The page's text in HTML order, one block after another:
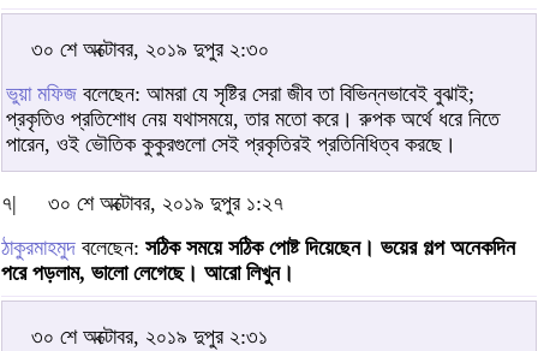
৩০ শে অক্টোবর, ২০১৯ দুপুর ২:৩০
ভুয়া মফিজ বলেছেন: আমরা যে সৃষ্টির সেরা জীব তা বিভিন্নভাবেই বুঝাই;
প্রকৃতিও প্রতিশোধ নেয় যথাসময়ে, তার মতো করে। রুপক অর্থে ধরে নিতে
পারেন, ওই ভৌতিক কুকুরগুলো সেই প্রকৃতিরই প্রতিনিধিত্ব করছে।
৭|
৩০ শে অক্টোবর, ২০১৯ দুপুর ১:২৭
ঠাকুরমাহমুদ বলেছেন: সঠিক সময়ে সঠিক পোষ্ট দিয়েছেন। ভয়ের গল্প অনেকদিন
পরে পড়লাম, ভালো লেগেছে। আরো লিখুন।
৩০ শে অক্টোবর, ২০১৯ দুপুর ২:৩১